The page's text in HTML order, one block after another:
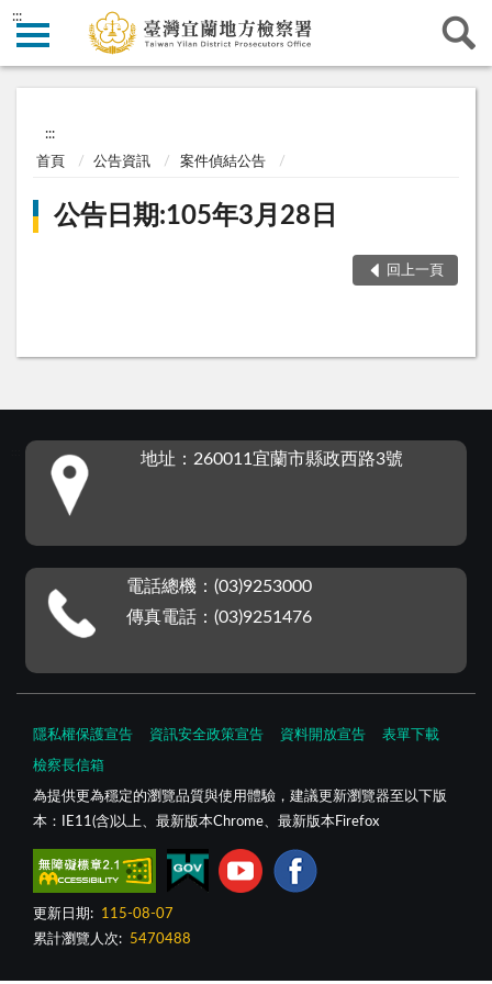
:::
:::
首頁 公告資訊 案件偵結公告
公告日期:105年3月28日
回上一頁
地址：260011宜蘭市縣政西路3號
電話總機：(03)9253000
傳真電話：(03)9251476
隱私權保護宣告 資訊安全政策宣告 資料開放宣告 表單下載
檢察長信箱
為提供更為穩定的瀏覽品質與使用體驗，建議更新瀏覽器至以下版
本：IE11(含)以上、最新版本Chrome、最新版本Firefox
更新日期:
115-08-07
累計瀏覽人次:
5470488